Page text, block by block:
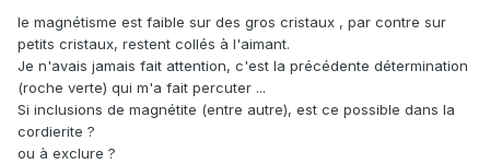
le magnétisme est faible sur des gros cristaux , par contre sur
petits cristaux, restent collés à l'aimant.
Je n'avais jamais fait attention, c'est la précédente détermination
(roche verte) qui m'a fait percuter ...
Si inclusions de magnétite (entre autre), est ce possible dans la
cordierite ?
ou à exclure ?